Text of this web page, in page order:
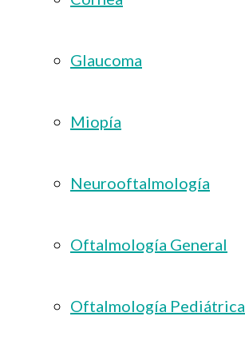
Glaucoma
Miopía
Neurooftalmología
Oftalmología General
Oftalmología Pediátrica